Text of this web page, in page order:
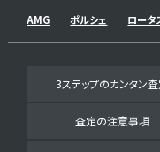
AMG ポルシェ ロータ
3ステップのカンタン
査定の注意事項